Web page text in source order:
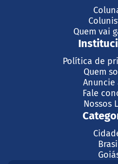
Quem vai
Política de
Quem
Anuncie
Fale
Nossos